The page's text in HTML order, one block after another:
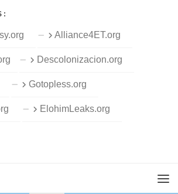
:
Alliance4ET.org
Descolonizacion.org
Gotopless.org
ElohimLeaks.org